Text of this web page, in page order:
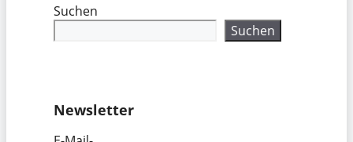
Suchen
Suchen
Newsletter